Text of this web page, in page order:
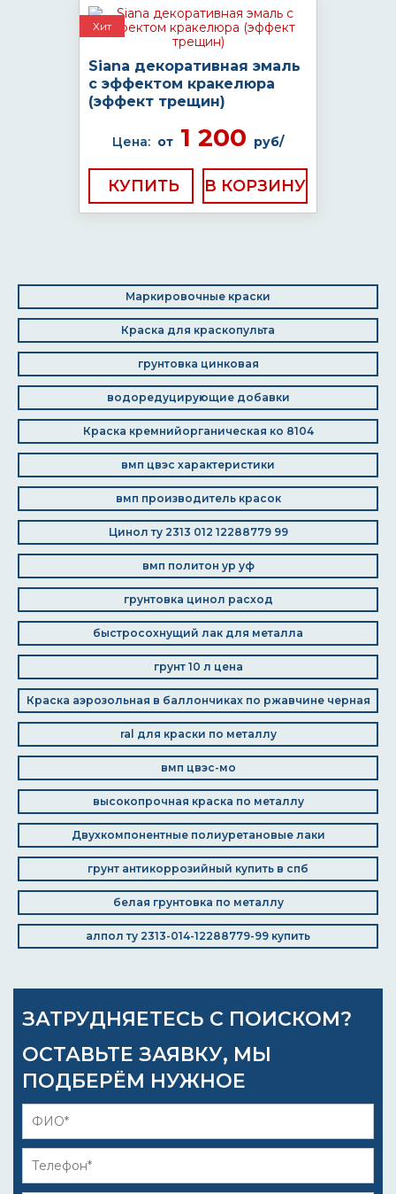
Хит
Siana декоративная эмаль
с эффектом кракелюра
(эффект трещин)
Цена: от 1 200 руб/
КУПИТЬ
Маркировочные краски
Краска для краскопульта
грунтовка цинковая
водоредуцирующие добавки
Краска кремнийорганическая ко 8104
вмп цвэс характеристики
вмп производитель красок
Цинол ту 2313 012 12288779 99
вмп политон ур уф
грунтовка цинол расход
быстросохнущий лак для металла
грунт 10 л цена
Краска аэрозольная в баллончиках по ржавчине черная
ral для краски по металлу
вмп цвэс-мо
высокопрочная краска по металлу
Двухкомпонентные полиуретановые лаки
грунт антикоррозийный купить в спб
белая грунтовка по металлу
алпол ту 2313-014-12288779-99 купить
ЗАТРУДНЯЕТЕСЬ С ПОИСКОМ?
ОСТАВЬТЕ ЗАЯВКУ, МЫ
ПОДБЕРЁМ НУЖНОЕ